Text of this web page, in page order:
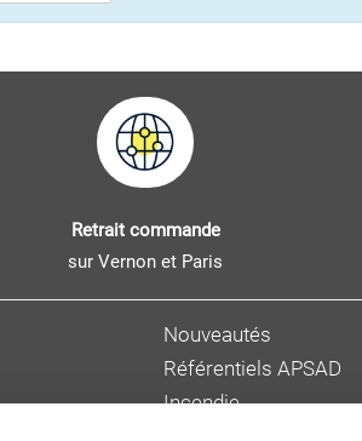
Retrait commande
sur Vernon et Paris
Nouveautés
Référentiels APSAD
Incendie